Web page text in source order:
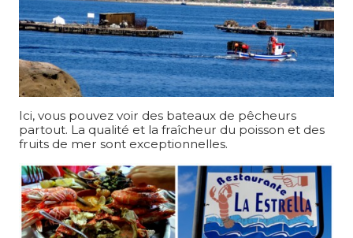
Ici, vous pouvez voir des bateaux de pêcheurs
partout. La qualité et la fraîcheur du poisson et des
fruits de mer sont exceptionnelles.